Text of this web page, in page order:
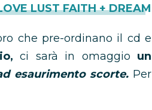
LUST FAITH + DREAM
che pre-ordinano il cd e
ci sarà in omaggio un
esaurimento scorte.Per